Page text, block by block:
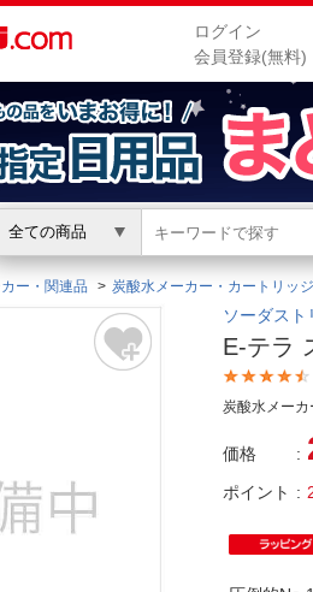
ログイン
会員登録(無料)
全ての商品
は
グイン
ー・関連品 炭酸水メーカー・カートリッジ
ソーダス
E-テラ
炭酸水メーカ
価格
ポイント